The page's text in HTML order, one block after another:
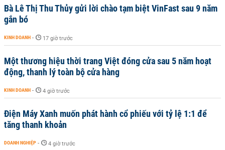
Bà Lê Thị Thu Thủy gửi lời chào tạm biệt VinFast sau 9 năm
gắn bó
KINH DOANH - 17 giờ trước
Một thương hiệu thời trang Việt đóng cửa sau 5 năm hoạt
động, thanh lý toàn bộ cửa hàng
KINH DOANH - 4 giờ trước
Điện Máy Xanh muốn phát hành cổ phiếu với tỷ lệ 1:1 để
tăng thanh khoản
DOANH NGHIỆP - 4 giờ trước